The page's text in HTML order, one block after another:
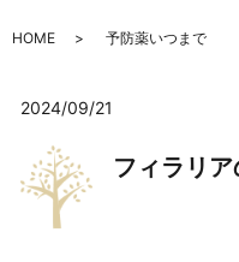
HOME 予防薬いつまで
2024/09/21
フィラリ